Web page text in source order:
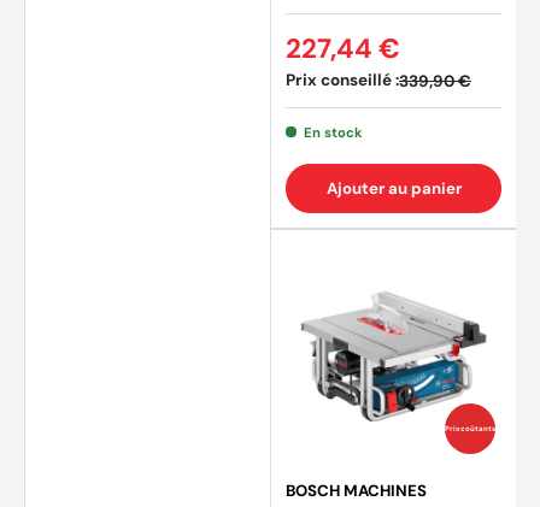
Prix conseillé :339,90 €
227,44 €
En stock
Ajouter au panier
Prix coûtants
BOSCH MACHINES